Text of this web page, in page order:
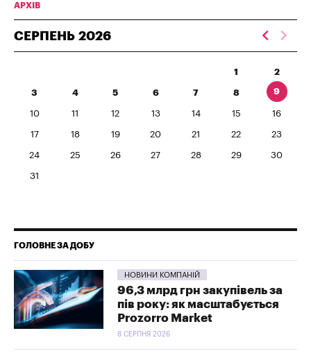
АРХІВ
СЕРПЕНЬ 2026
1 2
3 4 5 6 7 8 9
10 11 12 13 14 15 16
17 18 19 20 21 22 23
24 25 26 27 28 29 30
31
ГОЛОВНЕ ЗА ДОБУ
НОВИНИ КОМПАНІЙ
96,3 млрд грн закупівель за
пів року: як масштабується
Prozorro Market
8 СЕРПНЯ 2026